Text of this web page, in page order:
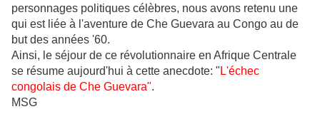
personnages politiques célèbres, nous avons retenu une
qui est liée à l'aventure de Che Guevara au Congo au de
but des années '60.
Ainsi, le séjour de ce révolutionnaire en Afrique Centrale
se résume aujourd'hui à cette anecdote: " L'échec
congolais de Che Guevara".
MSG